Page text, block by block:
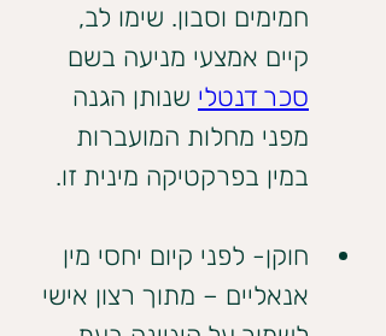
חמימים וסבון. שימו לב,
קיים אמצעי מניעה בשם
סכר דנטלי שנותן הגנה
מפני מחלות המועברות
במין בפרקטיקה מינית זו.
חוקן- לפני קיום יחסי מין
אנאליים – מתוך רצון אישי